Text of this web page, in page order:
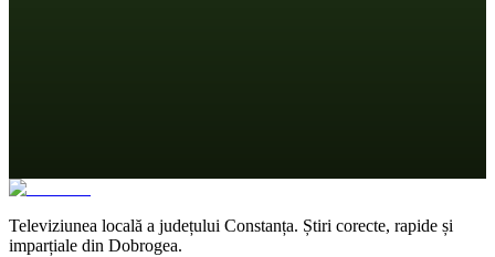
Televiziunea locală a județului Constanța. Știri corecte, rapide și
imparțiale din Dobrogea.